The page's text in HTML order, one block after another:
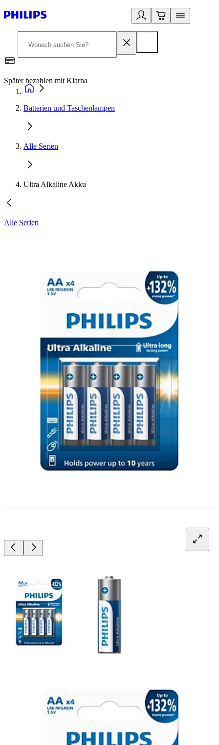
Später bezahlen mit Klarna
Batterien und Taschenlampen
Alle Serien
Ultra Alkaline Akku
Alle Serien